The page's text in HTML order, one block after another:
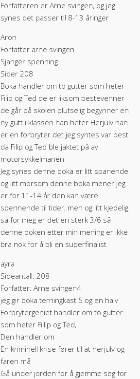
Forfatteren er Arne svingen, og jeg
synes det passer til 8-13 åringer
Aron
Forfatter arne svingen
Sjanger spenning
Sider 208
Boka handler om to gutter som heter
Filip og Ted de er liksom bestevenner
de går på skolen plutselig begynner en
ny gutt i klassen han heter Herjulv han
er en forbryter det jeg syntes var best
da Filip og Ted ble jaktet på av
motorsykkelmanen
Jeg synes denne boka er litt spanende
og litt morsom denne boka mener jeg
er for 11-14 år den kan være
spennende til tider, men og litt kjedelig
så for meg er det en sterk 3/6 så
denne boken etter min mening er ikke
bra nok for å bli en superfinalist
ayra
Sideantall: 208
Forfatter: Arne svingen4
jeg gir boka terningkast 5 og en halv
Forbrytergeniet handler om to gutter
som heter Fillip og Ted,
Den handler om
En kriminell krise fører til at herjulv og
faren må
Gå under jorden for å gjemme seg for